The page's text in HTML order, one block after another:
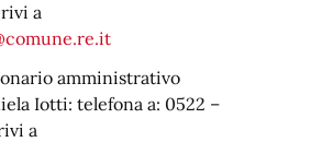
a
amministrativo
Iotti: telefona a: 0522 –
a